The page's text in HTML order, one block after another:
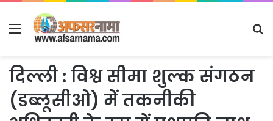
Menu
दिल्ली : विश्व सीमा शुल्क संगठन
(डब्लूसीओ) में तकनीकी